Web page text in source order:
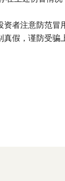
资者注意防范冒
假，谨防受骗